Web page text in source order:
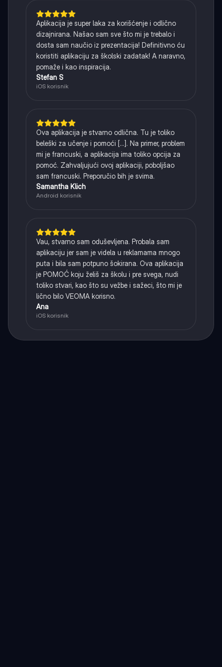
Aplikacija je super laka za korišćenje i odlično
dizajnirana. Našao sam sve što mi je trebalo i
dosta sam naučio iz prezentacija! Definitivno ću
koristiti aplikaciju za školski zadatak! A naravno,
pomaže i kao inspiracija.
Stefan S
iOS korisnik
Ova aplikacija je stvarno odlična. Tu je toliko
beleški za učenje i pomoći [...]. Na primer, problem
mi je francuski, a aplikacija ima toliko opcija za
pomoć. Zahvaljujući ovoj aplikaciji, poboljšao
sam francuski. Preporučio bih je svima.
Samantha Klich
Android korisnik
Vau, stvarno sam oduševljena. Probala sam
aplikaciju jer sam je videla u reklamama mnogo
puta i bila sam potpuno šokirana. Ova aplikacija
je POMOĆ koju želiš za školu i pre svega, nudi
toliko stvari, kao što su vežbe i sažeci, što mi je
lično bilo VEOMA korisno.
Ana
iOS korisnik